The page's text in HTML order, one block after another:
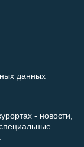
данных
- новости,